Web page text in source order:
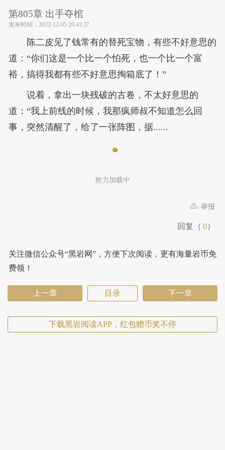
第805章 出手夺棺
发布时间： 2022-12-05 20:43:37
陈二皮见了钱常有的替死宝物，有些不好意思的
道：“你们这是一个比一个怕死，也一个比一个富
裕，搞得我都有些不好意思掏箱底了！”
说着，拿出一块残破的古卷，不太好意思的
道：“我上前线的时候，我那疯师叔不知道怎么回
事，突然清醒了，给了一张阵图，据......
努力加载中
举报
回复（ 0）
关注微信公众号“黑岩网”，方便下次阅读，更有海量岩币免
费领！
上一章 目录 下一章
下载黑岩阅读APP，红包赠币奖不停